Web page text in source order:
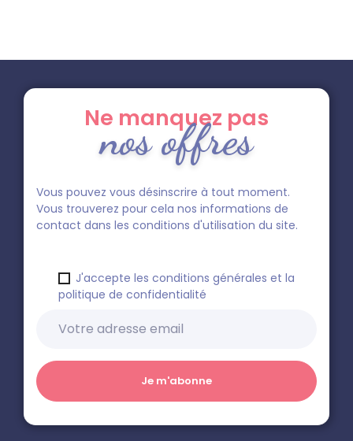
Ne manquez pas
nos offres
Vous pouvez vous désinscrire à tout moment.
Vous trouverez pour cela nos informations de
contact dans les conditions d'utilisation du site.
J'accepte les conditions générales et la
politique de confidentialité